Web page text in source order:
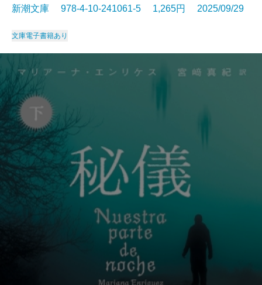
新潮文庫 978-4-10-241061-5 1,265円 2025/09/29
文庫電子書籍あり